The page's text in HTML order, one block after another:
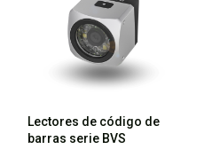
Lectores de código de
barras serie BVS